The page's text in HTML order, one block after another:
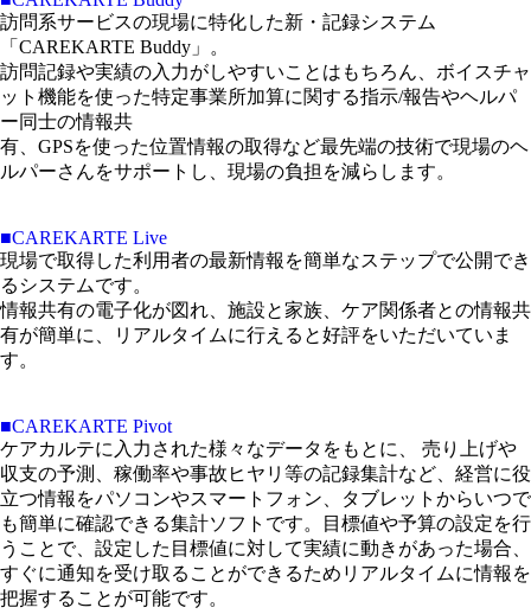
訪問系サービスの現場に特化した新・記録システム
「CAREKARTE Buddy」。
訪問記録や実績の入力がしやすいことはもちろん、ボイスチャ
ット機能を使った特定事業所加算に関する指示/報告やヘルパ
ー同士の情報共
有、GPSを使った位置情報の取得など最先端の技術で現場のヘ
ルパーさんをサポートし、現場の負担を減らします。
■CAREKARTE Live
現場で取得した利用者の最新情報を簡単なステップで公開でき
るシステムです。
情報共有の電子化が図れ、施設と家族、ケア関係者との情報共
有が簡単に、リアルタイムに行えると好評をいただいていま
す。
■CAREKARTE Pivot
ケアカルテに入力された様々なデータをもとに、 売り上げや
収支の予測、稼働率や事故ヒヤリ等の記録集計など、経営に役
立つ情報をパソコンやスマートフォン、タブレットからいつで
も簡単に確認できる集計ソフトです。目標値や予算の設定を行
うことで、設定した目標値に対して実績に動きがあった場合、
すぐに通知を受け取ることができるためリアルタイムに情報を
把握することが可能です。